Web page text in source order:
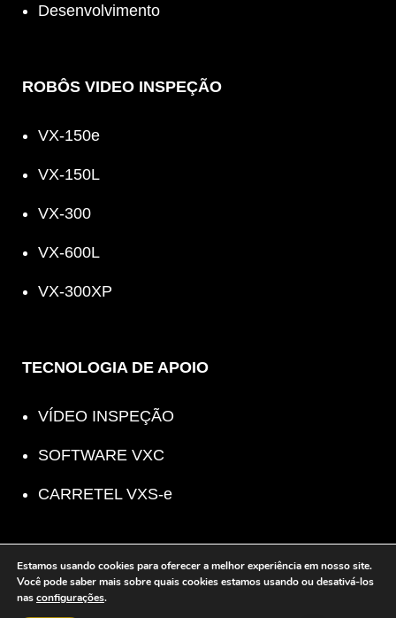
Desenvolvimento
ROBÔS VIDEO INSPEÇÃO
VX-150e
VX-150L
VX-300
VX-600L
VX-300XP
TECNOLOGIA DE APOIO
VÍDEO INSPEÇÃO
SOFTWARE VXC
CARRETEL VXS-e
Estamos usando cookies para oferecer a melhor experiência em nosso site.
Você pode saber mais sobre quais cookies estamos usando ou desativá-los
nasconfigurações.